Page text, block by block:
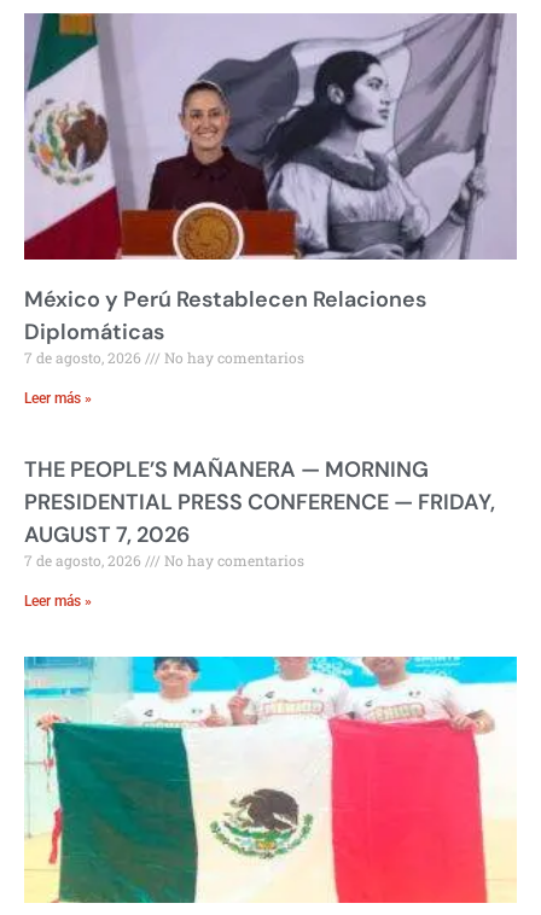
México y Perú Restablecen Relaciones
Diplomáticas
7 de agosto, 2026 No hay comentarios
Leer más »
THE PEOPLE’S MAÑANERA — MORNING
PRESIDENTIAL PRESS CONFERENCE — FRIDAY,
AUGUST 7, 2026
7 de agosto, 2026 No hay comentarios
Leer más »